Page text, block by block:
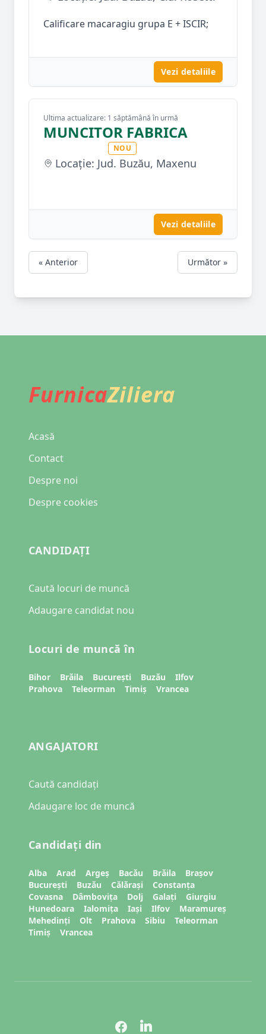
Calificare macaragiu grupa E + ISCIR;
Vezi detaliile
Ultima actualizare: 1 săptămână în urmă
MUNCITOR FABRICA
NOU
Locație: Jud. Buzău, Maxenu
Vezi detaliile
« Anterior Următor »
FurnicaZiliera
Acasă
Contact
Despre noi
Despre cookies
CANDIDAȚI
Caută locuri de muncă
Adaugare candidat nou
Locuri de muncă în
Bihor Brăila București Buzău
Ilfov
Prahova
Teleorman Timiș Vrancea
ANGAJATORI
Caută candidați
Adaugare loc de muncă
Candidați din
Alba Arad Argeș Bacău Brăila
Brașov
București
Buzău Călărași
Constanța
Covasna
Dâmbovița Dolj Galați
Giurgiu
Hunedoara
Ialomița Iași Ilfov
Maramureș
Mehedinți
Olt Prahova Sibiu
Teleorman
Timiș
Vrancea
Pagina de Facebook
Pagina de LinkedIn